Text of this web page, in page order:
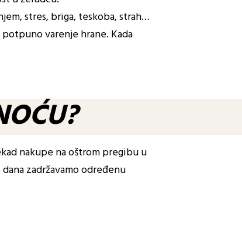
stres, briga, teskoba, strah…
varenje hrane. Kada
nakupe na oštrom pregibu u
zadržavamo određenu